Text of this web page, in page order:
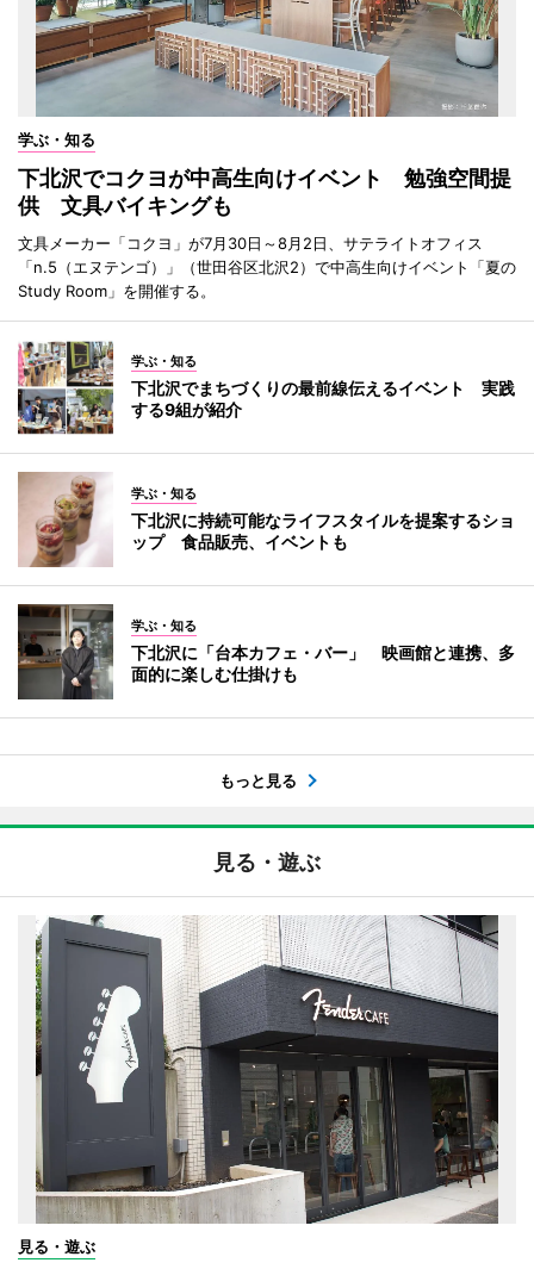
学ぶ・知る
下北沢でコクヨが中高生向けイベント 勉強空間提
供 文具バイキングも
文具メーカー「コクヨ」が7月30日～8月2日、サテライトオフィス
「n.5（エヌテンゴ）」（世田谷区北沢2）で中高生向けイベント「夏の
Study Room」を開催する。
学ぶ・知る
下北沢でまちづくりの最前線伝えるイベント 実践
する9組が紹介
学ぶ・知る
下北沢に持続可能なライフスタイルを提案するショ
ップ 食品販売、イベントも
学ぶ・知る
下北沢に「台本カフェ・バー」 映画館と連携、多
面的に楽しむ仕掛けも
もっと見る
見る・遊ぶ
見る・遊ぶ